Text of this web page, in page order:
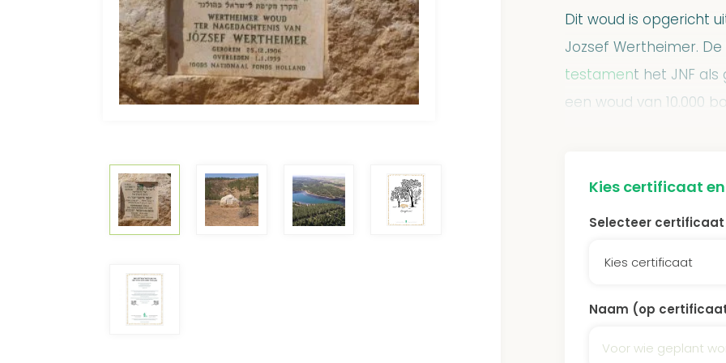
Dit woud is opgericht
Jozsef Wertheimer.
testament het JNF
een woud van 10.000
dragen bij aan het
voor voedsel en
De JNF bossen
schoongehouden
voor
Kies certificaat
Selecteer
Kies certificaat
Naam (op